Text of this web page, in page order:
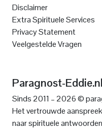
Disclaimer
Extra Spirituele Services
Privacy Statement
Veelgestelde Vragen
Paragnost-Eddie.nl
Sinds 2011 – 2026 ©
Het vertrouwde
naar spirituele